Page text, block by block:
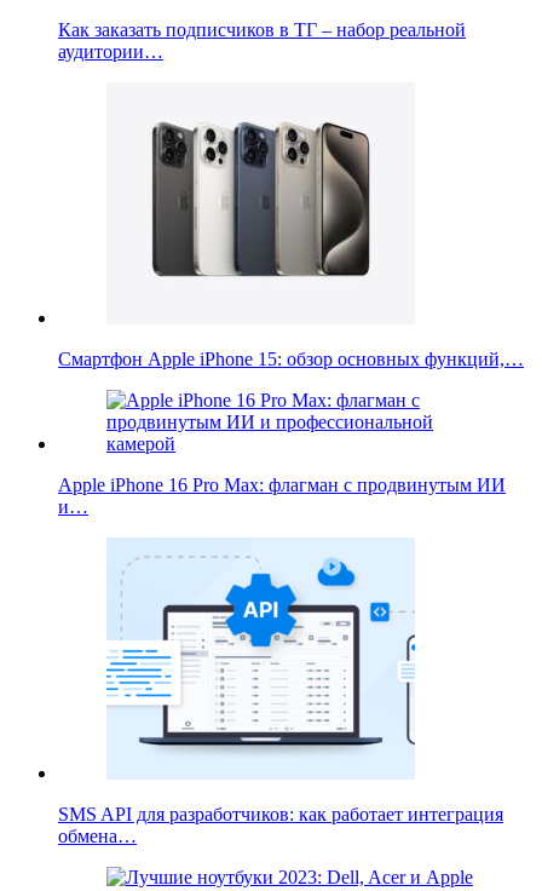
Как заказать подписчиков в ТГ – набор реальной
аудитории…
Смартфон Apple iPhone 15: обзор основных функций,…
Apple iPhone 16 Pro Max: флагман с продвинутым ИИ
и…
SMS API для разработчиков: как работает интеграция
обмена…